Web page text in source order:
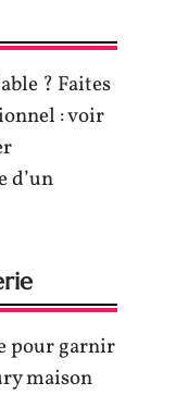
? Faites
: voir
d’un
pour garnir
maison